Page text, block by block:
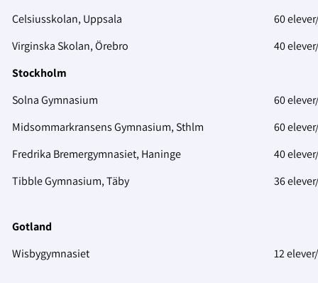
Celsiusskolan, Uppsala
60
Virginska Skolan, Örebro
40
Stockholm
Solna Gymnasium
60
Midsommarkransens Gymnasium, Sthlm
60
Fredrika Bremergymnasiet, Haninge
40
Tibble Gymnasium, Täby
36
Gotland
Wisbygymnasiet
12